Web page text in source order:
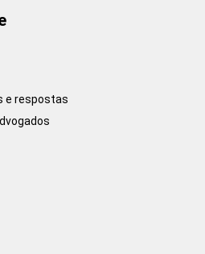
e respostas